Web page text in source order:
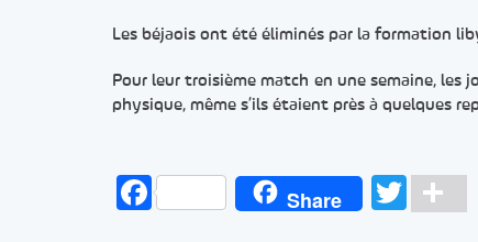
Les béjaois ont été éliminés par la formation
Pour leur troisième match en une semaine, les
physique, même s’ils étaient près à quelques
FacebookShare